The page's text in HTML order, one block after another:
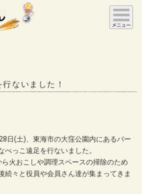
ないました！
日(土)、東海市の大窪公園内にあるバー
っこ遠足を行ないました。
火おこしや調理スペースの掃除のため
続々と役員や会員さん達が集まってきま